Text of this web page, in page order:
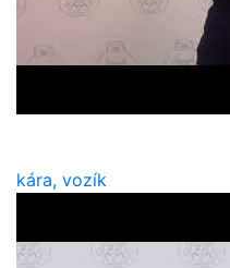
kára, vozík